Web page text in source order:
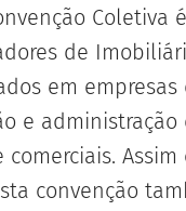
Coletiva
de
em empresas
e administração
Assim
convenção